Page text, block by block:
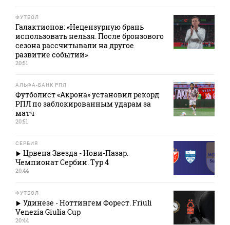
ФУТБОЛ
Галактионов: «Нецензурную брань
использовать нельзя. После бронзового
сезона рассчитывали на другое
развитие событий»
20:51
АЛЬФА-БАНК РПЛ
Футболист «Акрона» установил рекорд
РПЛ по заблокированным ударам за
матч
20:51
СЕРБИЯ
Црвена Звезда - Нови-Пазар.
Чемпионат Сербии. Тур 4
20:44
ФУТБОЛ
Удинезе - Ноттингем Форест. Friuli
Venezia Giulia Cup
20:44